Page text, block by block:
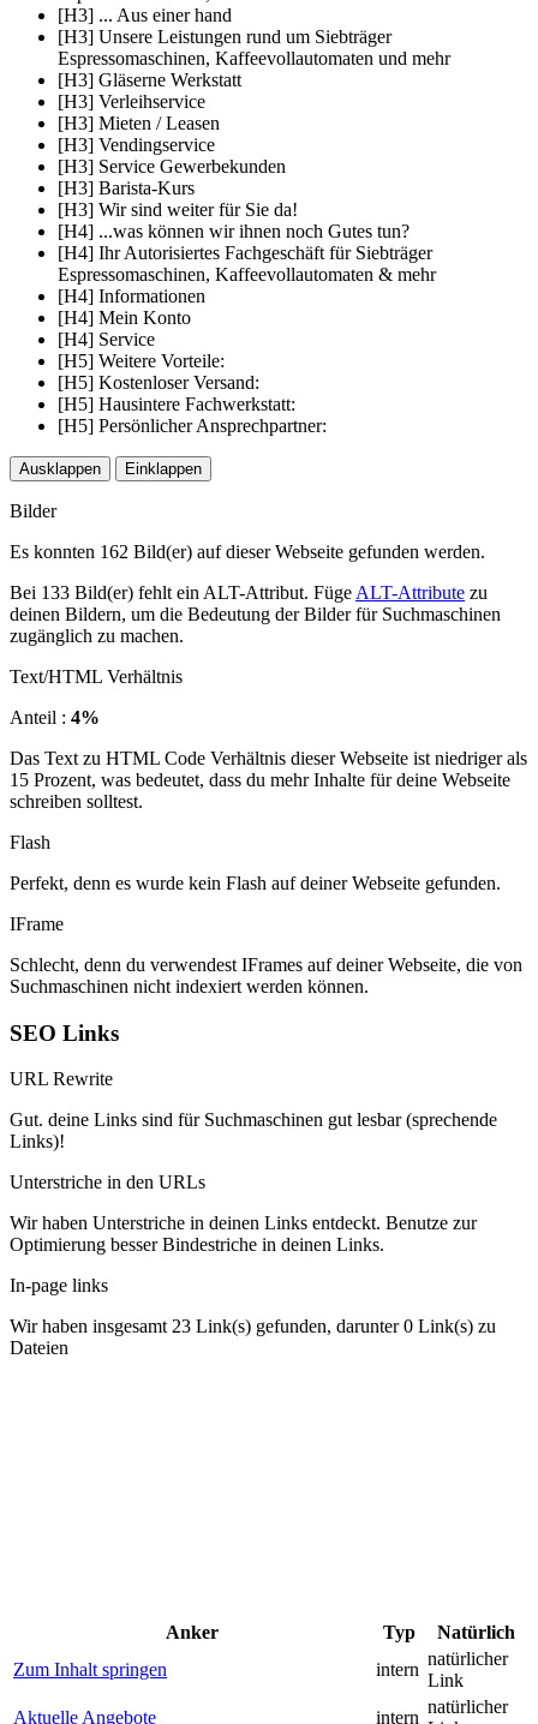
[H3] ... Aus einer hand
[H3] Unsere Leistungen rund um Siebträger
Espressomaschinen, Kaffeevollautomaten und mehr
[H3] Gläserne Werkstatt
[H3] Verleihservice
[H3] Mieten / Leasen
[H3] Vendingservice
[H3] Service Gewerbekunden
[H3] Barista-Kurs
[H3] Wir sind weiter für Sie da!
[H4] ...was können wir ihnen noch Gutes tun?
[H4] Ihr Autorisiertes Fachgeschäft für Siebträger
Espressomaschinen, Kaffeevollautomaten & mehr
[H4] Informationen
[H4] Mein Konto
[H4] Service
[H5] Weitere Vorteile:
[H5] Kostenloser Versand:
[H5] Hausintere Fachwerkstatt:
[H5] Persönlicher Ansprechpartner:
Ausklappen Einklappen
Bilder
Es konnten 162 Bild(er) auf dieser Webseite gefunden werden.
Bei 133 Bild(er) fehlt ein ALT-Attribut. Füge ALT-Attribute zu
deinen Bildern, um die Bedeutung der Bilder für Suchmaschinen
zugänglich zu machen.
Text/HTML Verhältnis
Anteil : 4%
Das Text zu HTML Code Verhältnis dieser Webseite ist niedriger als
15 Prozent, was bedeutet, dass du mehr Inhalte für deine Webseite
schreiben solltest.
Flash
Perfekt, denn es wurde kein Flash auf deiner Webseite gefunden.
IFrame
Schlecht, denn du verwendest IFrames auf deiner Webseite, die von
Suchmaschinen nicht indexiert werden können.
SEO Links
URL Rewrite
Gut. deine Links sind für Suchmaschinen gut lesbar (sprechende
Links)!
Unterstriche in den URLs
Wir haben Unterstriche in deinen Links entdeckt. Benutze zur
Optimierung besser Bindestriche in deinen Links.
In-page links
Wir haben insgesamt 23 Link(s) gefunden, darunter 0 Link(s) zu
Dateien
Anker Typ
Natürlich
Zum Inhalt springen
intern
natürlicher
Link
Aktuelle Angebote
intern
natürlicher